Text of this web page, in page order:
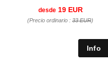
desde19 EUR
(Precio ordinario : 33 EUR)